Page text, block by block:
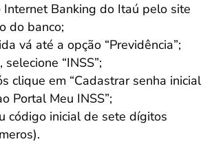
Internet Banking do Itaú pelo site
do banco;
vá até a opção “Previdência”;
selecione “INSS”;
clique em “Cadastrar senha inicial
Portal Meu INSS”;
código inicial de sete dígitos